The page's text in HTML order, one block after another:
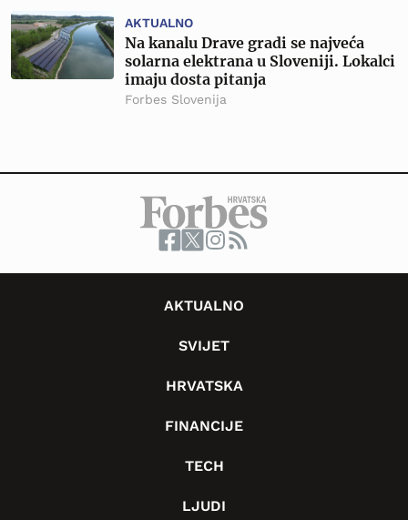
AKTUALNO
Na kanalu Drave gradi se najveća
solarna elektrana u Sloveniji. Lokalci
imaju dosta pitanja
Forbes Slovenija
AKTUALNO
SVIJET
HRVATSKA
FINANCIJE
TECH
LJUDI